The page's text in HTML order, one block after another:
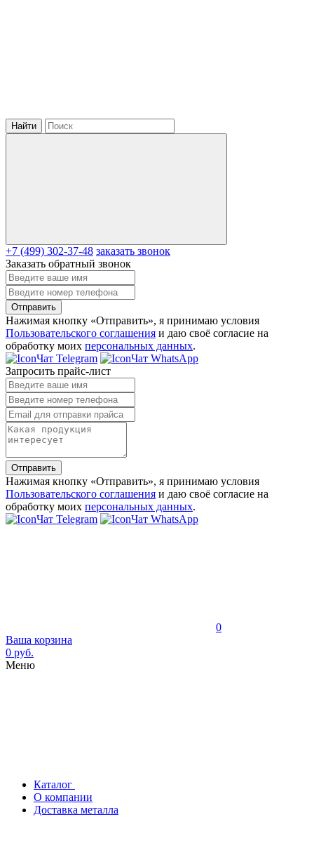
Найти
+7 (499) 302-37-48 заказать звонок
Заказать обратный звонок
Отправить
Нажимая кнопку «Отправить», я принимаю условия
Пользовательского соглашения и даю своё согласие на
обработку моих персональных данных.
Чат Telegram
Чат WhatsApp
Запросить прайс-лист
Отправить
Нажимая кнопку «Отправить», я принимаю условия
Пользовательского соглашения и даю своё согласие на
обработку моих персональных данных.
Чат Telegram
Чат WhatsApp
0
Ваша корзина
0 руб.
Меню
Каталог
О компании
Доставка металла